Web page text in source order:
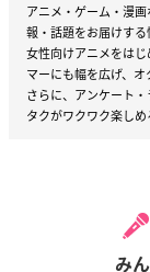
アニメ・ゲーム・漫
報・話題をお届けする
女性向けアニメをは
マーにも幅を広げ、オ
さらに、アンケート
タクがワクワク楽しめ
み